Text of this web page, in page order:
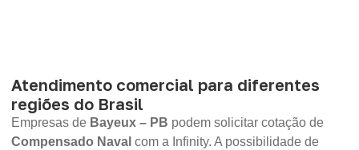
Atendimento comercial para diferentes
regiões do Brasil
Empresas de Bayeux – PB podem solicitar cotação de
Compensado Naval com a Infinity. A possibilidade de